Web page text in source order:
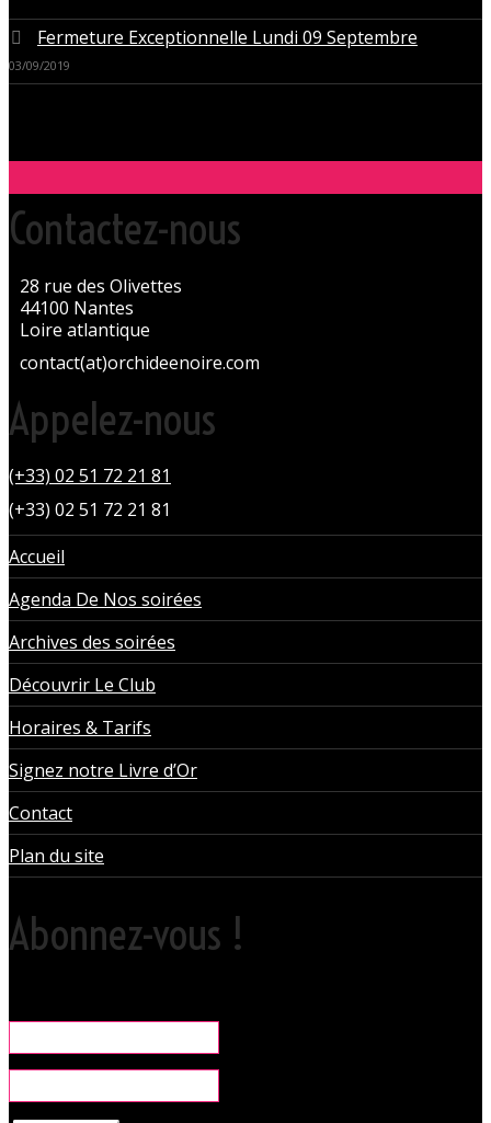
Fermeture Exceptionnelle Lundi 09 Septembre
03/09/2019
Contactez-nous
28 rue des Olivettes
44100 Nantes
Loire atlantique
contact(at)orchideenoire.com
Appelez-nous
(+33) 02 51 72 21 81
(+33) 02 51 72 21 81
Accueil
Agenda De Nos soirées
Archives des soirées
Découvrir Le Club
Horaires & Tarifs
Signez notre Livre d’Or
Contact
Plan du site
Abonnez-vous !